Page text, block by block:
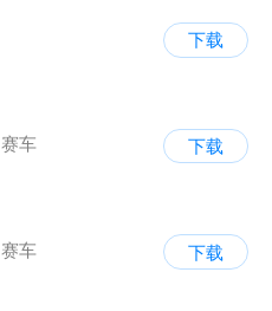
下载
赛车
下载
赛车
下载